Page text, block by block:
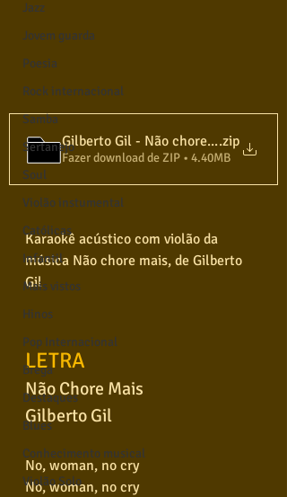
Jazz
Jovem guarda
Poesia
Rock internacional
Samba
Sertanejo
Soul
Violão instumental
Católicas
Infantil
Mais vistos
Hinos
Pop Internacional
Brega
Destaques
Blues
Conhecimento musical
Violão Solo
.zip
Fazer download de ZIP • 4.40MB
Karaokê acústico com violão da
música Não chore mais, de Gilberto
Gil
LETRA
Não Chore Mais
Gilberto Gil
No, woman, no cry
No, woman, no cry